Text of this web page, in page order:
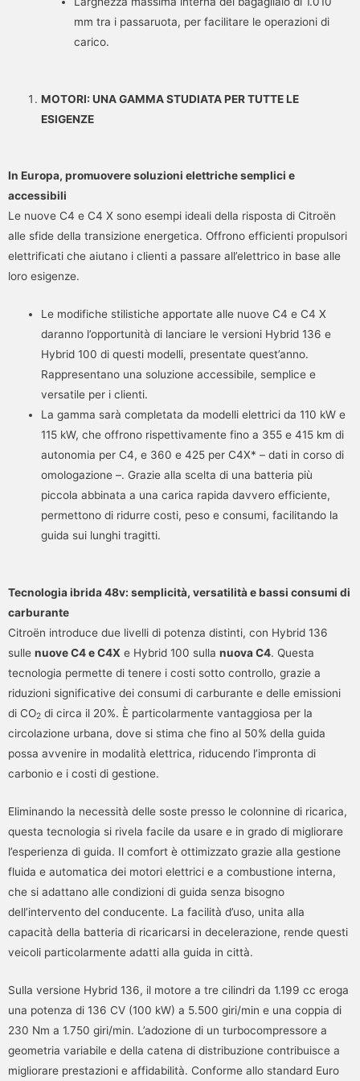
mm tra i passaruota, per facilitare le operazioni di
carico.
MOTORI: UNA GAMMA STUDIATA PER TUTTE LE
ESIGENZE
In Europa, promuovere soluzioni elettriche semplici e
accessibili
Le nuove C4 e C4 X sono esempi ideali della risposta di Citroën
alle sfide della transizione energetica. Offrono efficienti propulsori
elettrificati che aiutano i clienti a passare all’elettrico in base alle
loro esigenze.
Le modifiche stilistiche apportate alle nuove C4 e C4 X
daranno l’opportunità di lanciare le versioni Hybrid 136 e
Hybrid 100 di questi modelli, presentate quest’anno.
Rappresentano una soluzione accessibile, semplice e
versatile per i clienti.
La gamma sarà completata da modelli elettrici da 110 kW e
115 kW, che offrono rispettivamente fino a 355 e 415 km di
autonomia per C4, e 360 e 425 per C4X* – dati in corso di
omologazione –. Grazie alla scelta di una batteria più
piccola abbinata a una carica rapida davvero efficiente,
permettono di ridurre costi, peso e consumi, facilitando la
guida sui lunghi tragitti.
Tecnologia ibrida 48v: semplicità, versatilità e bassi consumi di
carburante
Citroën introduce due livelli di potenza distinti, con Hybrid 136
sulle nuove C4 e C4X e Hybrid 100 sulla nuova C4. Questa
tecnologia permette di tenere i costi sotto controllo, grazie a
riduzioni significative dei consumi di carburante e delle emissioni
di CO2 di circa il 20%. È particolarmente vantaggiosa per la
circolazione urbana, dove si stima che fino al 50% della guida
possa avvenire in modalità elettrica, riducendo l’impronta di
carbonio e i costi di gestione.
Eliminando la necessità delle soste presso le colonnine di ricarica,
questa tecnologia si rivela facile da usare e in grado di migliorare
l’esperienza di guida. Il comfort è ottimizzato grazie alla gestione
fluida e automatica dei motori elettrici e a combustione interna,
che si adattano alle condizioni di guida senza bisogno
dell’intervento del conducente. La facilità d’uso, unita alla
capacità della batteria di ricaricarsi in decelerazione, rende questi
veicoli particolarmente adatti alla guida in città.
Sulla versione Hybrid 136, il motore a tre cilindri da 1.199 cc eroga
una potenza di 136 CV (100 kW) a 5.500 giri/min e una coppia di
230 Nm a 1.750 giri/min. L’adozione di un turbocompressore a
geometria variabile e della catena di distribuzione contribuisce a
migliorare prestazioni e affidabilità. Conforme allo standard Euro